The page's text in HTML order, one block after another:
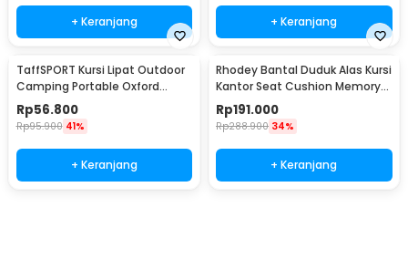
+ Keranjang + Keranjang
TaffSPORT Kursi Lipat Outdoor
Camping Portable Oxford
Folding Chair L - OL3336
Rp56.800
Rp95.900 41%
+ Keranjang
Rhodey Bantal Duduk Alas Kursi
Kantor Seat Cushion Memory
Foam 2 PCS - D40
Rp191.000
Rp288.900 34%
+ Keranjang